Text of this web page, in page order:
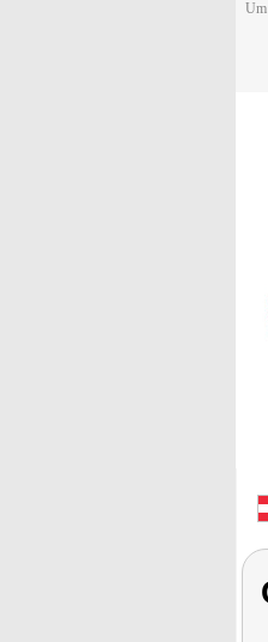
Um